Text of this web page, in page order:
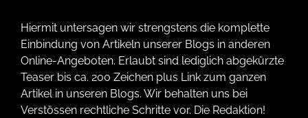
Hiermit untersagen wir strengstens die komplette
Einbindung von Artikeln unserer Blogs in anderen
Online-Angeboten. Erlaubt sind lediglich abgekürzte
Teaser bis ca. 200 Zeichen plus Link zum ganzen
Artikel in unseren Blogs. Wir behalten uns bei
Verstössen rechtliche Schritte vor. Die Redaktion!